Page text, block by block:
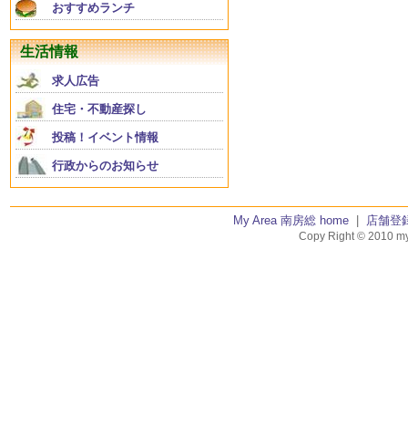
おすすめランチ
生活情報
求人広告
住宅・不動産探し
投稿！イベント情報
行政からのお知らせ
My Area 南房総 home 店舗登
Copy Right © 2010